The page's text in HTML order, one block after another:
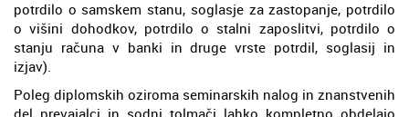
potrdilo o samskem stanu, soglasje za zastopanje, potrdilo
o višini dohodkov, potrdilo o stalni zaposlitvi, potrdilo o
stanju računa v banki in druge vrste potrdil, soglasij in
izjav).
Poleg diplomskih oziroma seminarskih nalog in znanstvenih
del prevajalci in sodni tolmači lahko kompletno obdelajo